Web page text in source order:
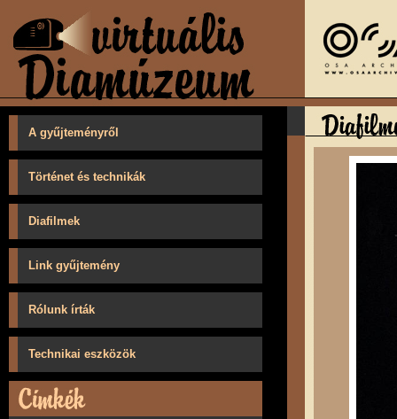
A gyűjteményről
Történet és technikák
Diafilmek
Link gyűjtemény
Rólunk írták
Technikai eszközök